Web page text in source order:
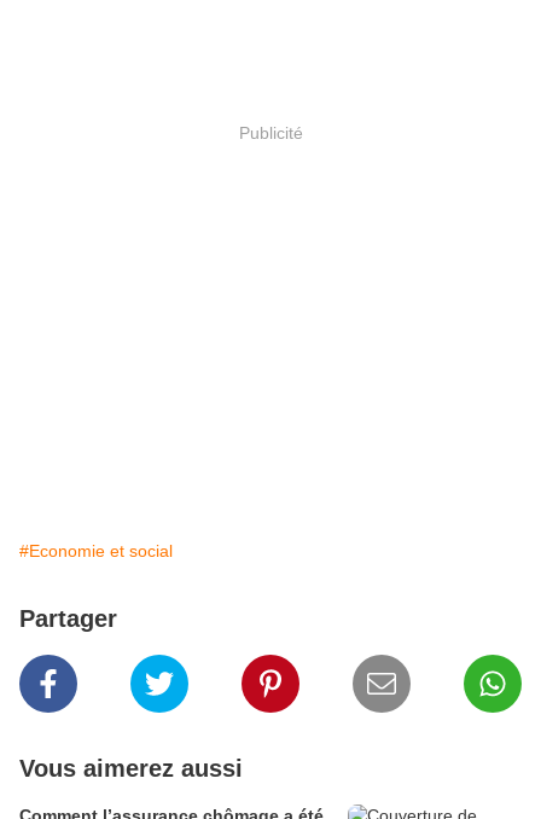
Publicité
#Economie et social
Partager
Vous aimerez aussi
Comment l’assurance chômage a été